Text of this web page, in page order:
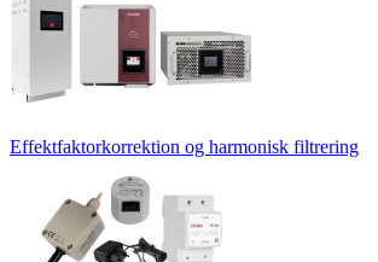
Effektfaktorkorrektion og harmonisk filtrering